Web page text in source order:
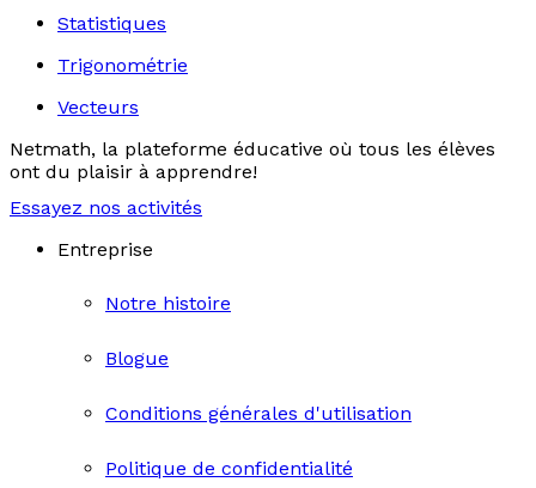
Statistiques
Trigonométrie
Vecteurs
Netmath, la plateforme éducative où tous les élèves
ont du plaisir à apprendre!
Essayez nos activités
Entreprise
Notre histoire
Blogue
Conditions générales d'utilisation
Politique de confidentialité